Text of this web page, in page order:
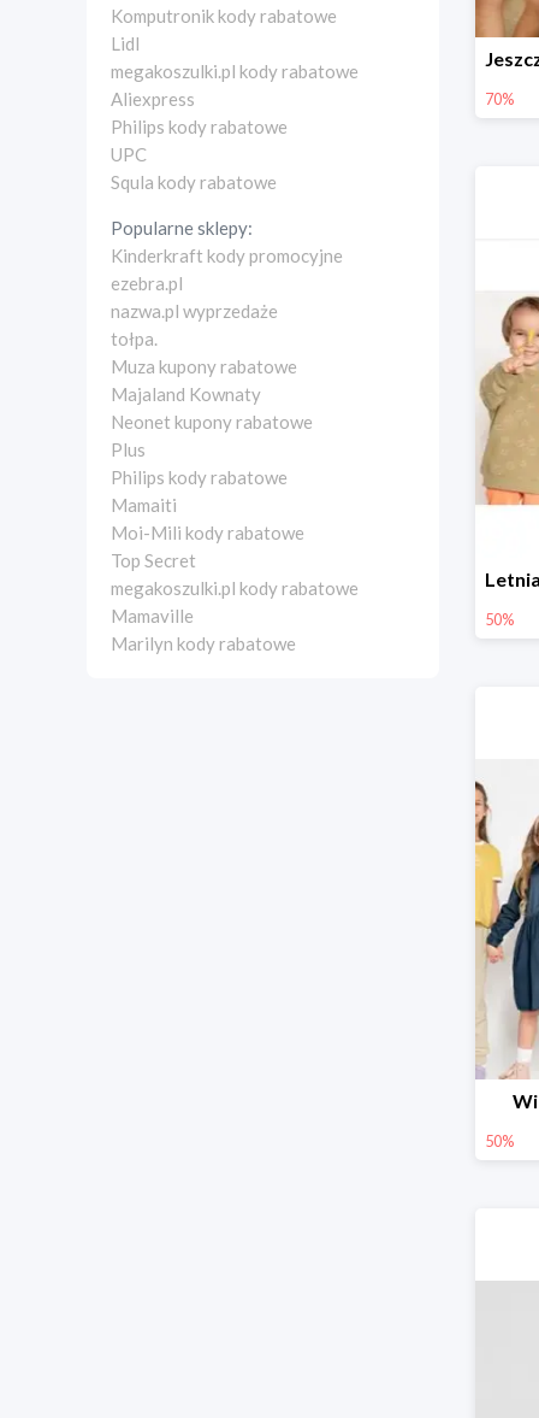
Komputronik kody rabatowe
Lidl
megakoszulki.pl kody rabatowe
Aliexpress
Philips kody rabatowe
UPC
Squla kody rabatowe
Popularne sklepy:
Kinderkraft kody promocyjne
ezebra.pl
nazwa.pl wyprzedaże
tołpa.
Muza kupony rabatowe
Majaland Kownaty
Neonet kupony rabatowe
Plus
Philips kody rabatowe
Mamaiti
Moi-Mili kody rabatowe
Top Secret
megakoszulki.pl kody rabatowe
Mamaville
Marilyn kody rabatowe
70%
50%
50%